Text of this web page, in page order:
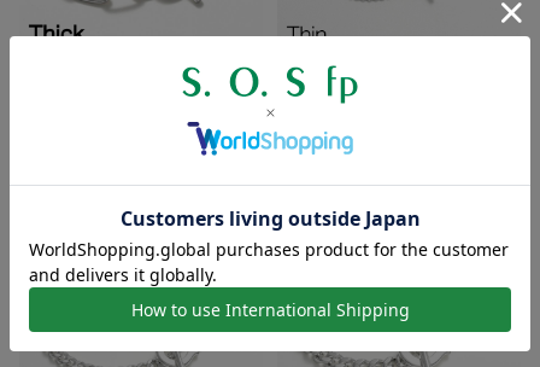
軽やかな抜け感｜シックホースシ
ュートグルブレスレット - ロ...
端正な面の輝き｜シンホースシュ
ートグルブレスレット - カー...